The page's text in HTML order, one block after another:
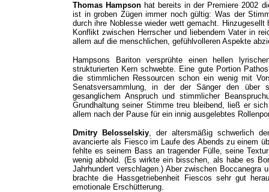
Thomas Hampson hat bereits in der Premiere 2002
ist in groben Zügen immer noch gültig: Was der
durch ihre Noblesse wieder wett gemacht.
Konflikt zwischen Herrscher und liebendem Vater in
allem auf die menschlichen, gefühlvolleren Aspekte
Hampsons Bariton versprühte einen hellen
strukturierten Kern schwebte. Eine gute Portion
die stimmlichen Ressourcen schon ein wenig mit
Senatsversammlung, in der der Sänger den über
gesanglichem Anspruch und stimmlicher
Grundhaltung seiner Stimme treu bleibend, ließ er
allem nach der Pause für ein innig ausgelebtes
Dmitry Belosselskiy, der altersmäßig schwerlich
avancierte als Fiesco im Laufe des Abends zu einem
fehlte es seinem Bass an tragender Fülle, seine
wenig abhold. (Es wirkte ein bisschen, als habe es
Jahrhundert verschlagen.) Aber zwischen
brachte die Hassgetriebenheit Fiescos sehr gut
emotionale Erschütterung.